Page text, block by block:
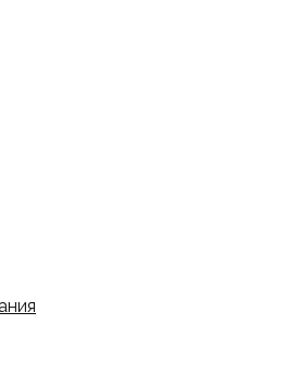
| Репетиционная база
450р/час в любое время